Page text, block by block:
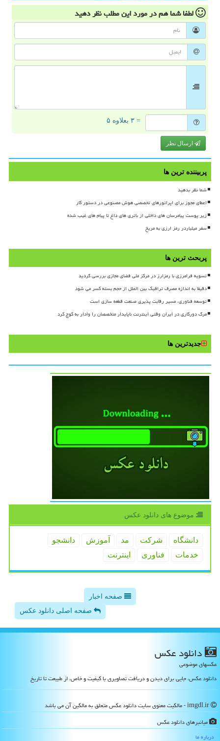
لطفا شما همدر مورد این مطلبنظر دهید
= ۳ بعلاوه ۵
ارسال نظر
پربیننده ترین ها
شما نظر بدهید
اعطای مجوز برای اپراتورهای تخصصی هوش مصنوعی در دستور کار
زیر پوست پیامرسان های داخلی از باتری های داغ تا پیام های غیب شده
سفر میلیاردر رمز ارزی به مریخ
پربحث ترین ها
تسویه فرامرزی با رمزارز در مرکز ملی فضای مجازی بررسی گردید
دقیقا به اندازه مصرف ترافیک بین الملل از حجم بسته کسر می شود
توسعه فناوری، مسیر رقابت پذیری صنعت قطعه سازی است
مرگ دورکاری در ایران وقتی اینترنت ناپایدار متخصصان را وادار به کوچ کرد
جدیدترین ها
موضوع های دانلود عكس
دانشگاه شركت مد آموزش
دانشجو
خدمات
فناوری اینترنت
صفحه اخبار
صفحه اصلی دانلود عکس
دانلود عكس
عکسهای موضوعی
دانلود عکس، جایی برای دیدن و دریافت تصاویری با کیفیت و خاص، از طبیعت تا تاریخ
میانبرهای دانلود عكس
درباره ما